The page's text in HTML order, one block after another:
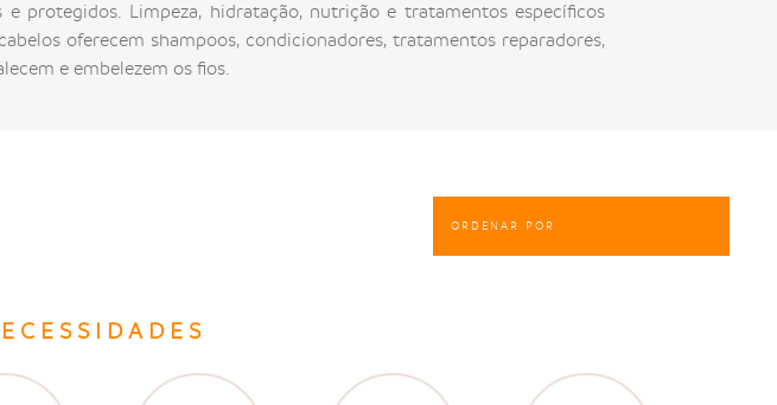
protegidos. Limpeza, hidratação, nutrição e tratamentos específicos
oferecem shampoos, condicionadores, tratamentos reparadores,
e embelezem os fios.